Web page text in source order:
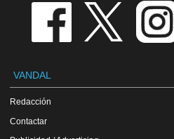
VANDAL
Redacción
Contactar